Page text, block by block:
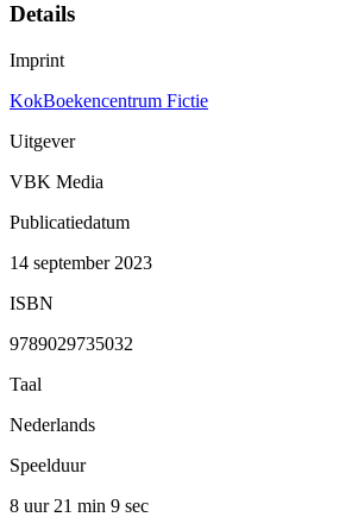
Details
Imprint
KokBoekencentrum Fictie
Uitgever
VBK Media
Publicatiedatum
14 september 2023
ISBN
9789029735032
Taal
Nederlands
Speelduur
8 uur 21 min 9 sec